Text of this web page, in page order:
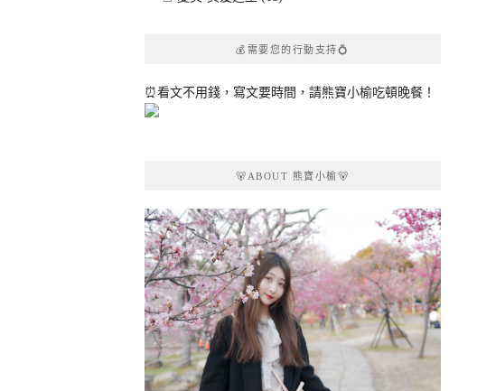
💰需要您的行動支持💍
⏰看文不用錢，寫文要時間，請熊寶小榆吃頓晚餐！
🐻ABOUT 熊寶小榆🐻